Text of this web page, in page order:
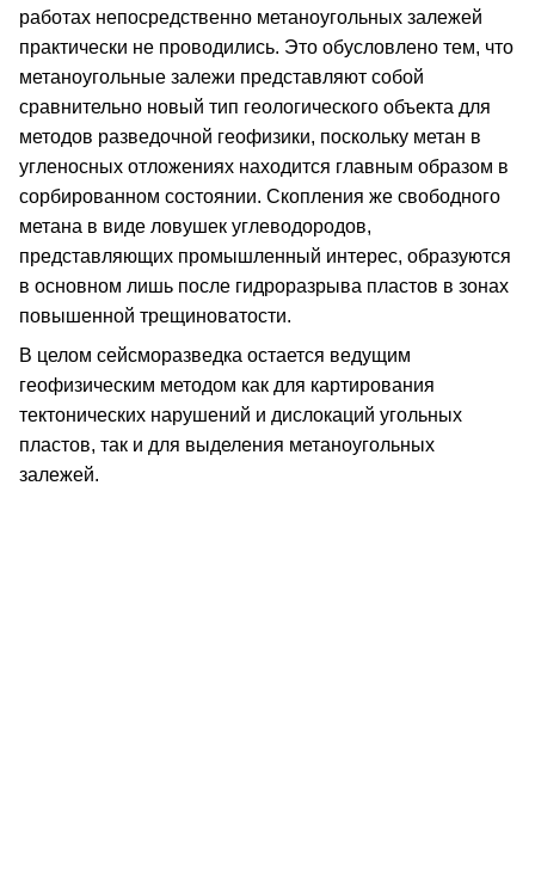
работах непосредственно метаноугольных залежей
практически не проводились. Это обусловлено тем, что
метаноугольные залежи представляют собой
сравнительно новый тип геологического объекта для
методов разведочной геофизики, поскольку метан в
угленосных отложениях находится главным образом в
сорбированном состоянии. Скопления же свободного
метана в виде ловушек углеводородов,
представляющих промышленный интерес, образуются
в основном лишь после гидроразрыва пластов в зонах
повышенной трещиноватости.
В целом сейсморазведка остается ведущим
геофизическим методом как для картирования
тектонических нарушений и дислокаций угольных
пластов, так и для выделения метаноугольных
залежей.